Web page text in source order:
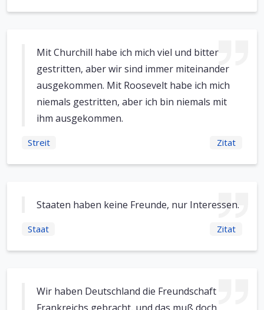
Mit Churchill habe ich mich viel und bitter
gestritten, aber wir sind immer miteinander
ausgekommen. Mit Roosevelt habe ich mich
niemals gestritten, aber ich bin niemals mit
ihm ausgekommen.
Streit Zitat
Staaten haben keine Freunde, nur Interessen.
Staat Zitat
Wir haben Deutschland die Freundschaft